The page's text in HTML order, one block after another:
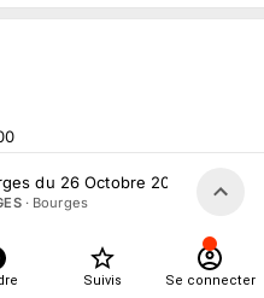
Tribunal Judiciaire de
du 26 Octobre 2022
· Bourges
Suivis Se connecter